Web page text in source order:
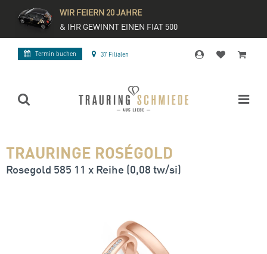
WIR FEIERN 20 JAHRE
& IHR GEWINNT EINEN FIAT 500
Termin buchen 37 Filialen
TRAURINGE ROSÉGOLD
Rosegold 585 11 x Reihe (0,08 tw/si)